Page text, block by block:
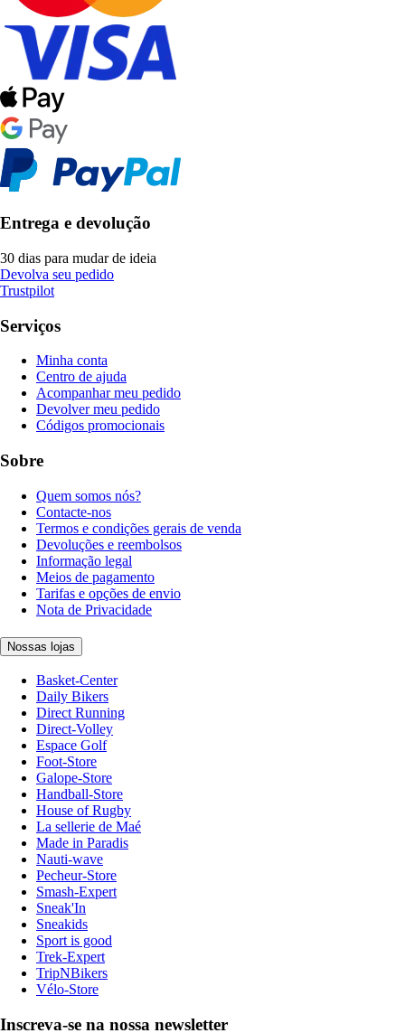
Entrega e devolução
30 dias para mudar de ideia
Devolva seu pedido
Trustpilot
Serviços
Minha conta
Centro de ajuda
Acompanhar meu pedido
Devolver meu pedido
Códigos promocionais
Sobre
Quem somos nós?
Contacte-nos
Termos e condições gerais de venda
Devoluções e reembolsos
Informação legal
Meios de pagamento
Tarifas e opções de envio
Nota de Privacidade
Nossas lojas
Basket-Center
Daily Bikers
Direct Running
Direct-Volley
Espace Golf
Foot-Store
Galope-Store
Handball-Store
House of Rugby
La sellerie de Maé
Made in Paradis
Nauti-wave
Pecheur-Store
Smash-Expert
Sneak'In
Sneakids
Sport is good
Trek-Expert
TripNBikers
Vélo-Store
Inscreva-se na nossa newsletter